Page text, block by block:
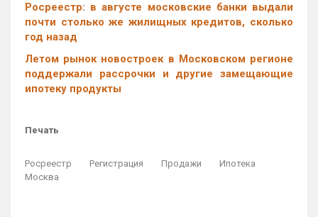
Росреестр: в августе московские банки выдали
почти столько же жилищных кредитов, сколько
год назад
Летом рынок новостроек в Московском регионе
поддержали рассрочки и другие замещающие
ипотеку продукты
Печать
Росреестр Регистрация Продажи
Ипотека
Москва